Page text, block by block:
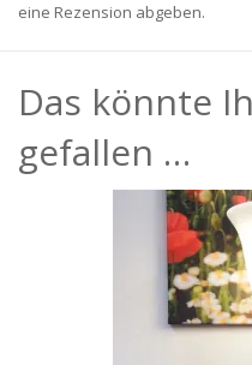
eine Rezension abgeben.
Das könnte
gefallen …